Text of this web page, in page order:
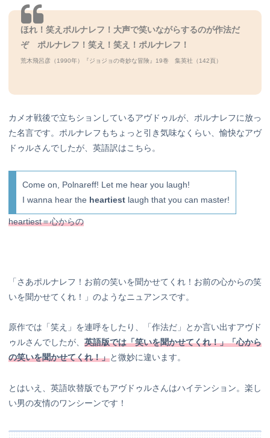
ほれ！笑えポルナレフ！ 大声で笑いながらするのが作法だ
ぞ ポルナレフ！ 笑え！笑え！ポルナレフ！
荒木飛呂彦（1990年）『ジョジョの奇妙な冒険』19巻 集英社（142頁）
カメオ戦後で立ちションしているアヴドゥルが、ポルナレフに放っ
た名言です。ポルナレフもちょっと引き気味なくらい、愉快なアヴ
ドゥルさんでしたが、英語訳はこちら。
Come on, Polnareff! Let me hear you laugh!
I wanna hear the heartiest laugh that you can master!
heartiest＝心からの
「さあポルナレフ！お前の笑いを聞かせてくれ！お前の心からの笑
いを聞かせてくれ！」のようなニュアンスです。
原作では「笑え」を連呼をしたり、「作法だ」とか言い出すアヴド
ゥルさんでしたが、 英語版では「笑いを聞かせてくれ！」「心から
の笑いを聞かせてくれ！」と微妙に違います。
とはいえ、英語吹替版でもアヴドゥルさんはハイテンション。楽し
い男の友情のワンシーンです！